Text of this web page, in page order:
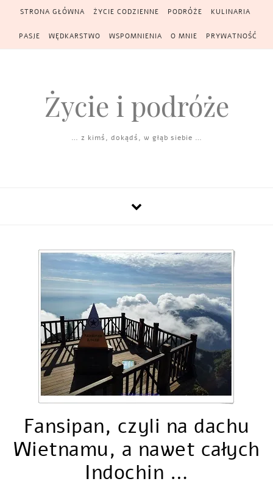
Skip to content
STRONA GŁÓWNA ŻYCIE CODZIENNE PODRÓŻE KULINARIA
PASJE WĘDKARSTWO WSPOMNIENIA O MNIE PRYWATNOŚĆ
Życie i podróże
… z kimś, dokądś, w głąb siebie …
Fansipan, czyli na dachu
Wietnamu, a nawet całych
Indochin …